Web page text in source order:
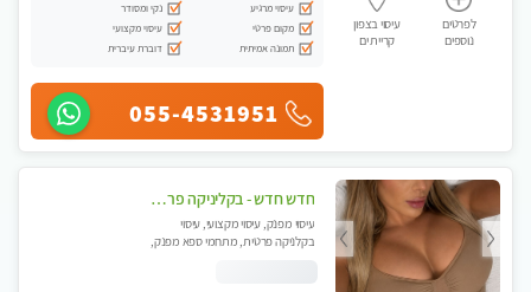
לפרטים
נוספים
עיסוי בצפון
קריית ים
עיסוי מרגיע
נקי ומסודר
מקום פרטי
עיסוי מקצועי
תמונה אמיתית
דוברת עיברית
055-4531951
חדש חדש - בקליניקה פרטית בחיפה עיסוי לחידוש אנרגיות עיסוי חלומי מומלץ מאוד !
עיסוי מפנק, עיסוי מקצועי, עיסוי
בקלניקה פרטית, מתחמי ספא מפנק,